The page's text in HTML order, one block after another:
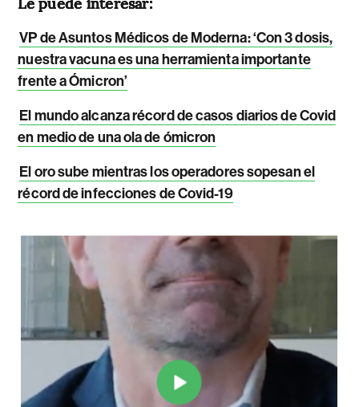
VP de Asuntos Médicos de Moderna: ‘Con 3 dosis,
nuestra vacuna es una herramienta importante
frente a Ómicron’
El mundo alcanza récord de casos diarios de Covid
en medio de una ola de ómicron
El oro sube mientras los operadores sopesan el
récord de infecciones de Covid-19